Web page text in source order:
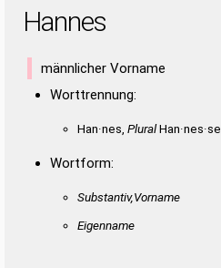
Hannes
männlicher Vorname
Worttrennung:
Han·nes, PluralHan·nes·se
Wortform:
Substantiv,Vorname
Eigenname